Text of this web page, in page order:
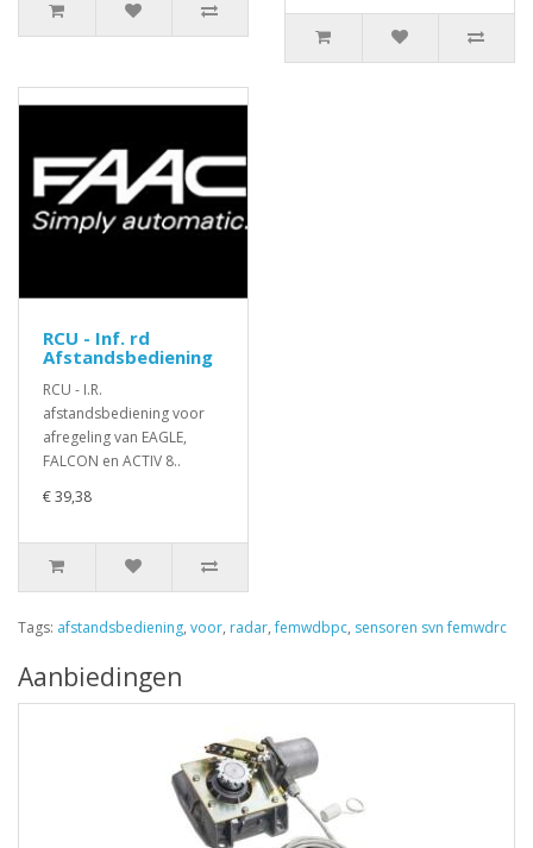
RCU - Inf. rd
Afstandsbediening
RCU - I.R.
afstandsbediening voor
afregeling van EAGLE,
FALCON en ACTIV 8..
€ 39,38
Tags: afstandsbediening, voor, radar,femwdbpc, sensoren svn femwdrc
Aanbiedingen